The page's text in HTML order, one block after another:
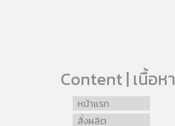
Content | เนื้อหา
หน้าแรก
สั่งผลิต